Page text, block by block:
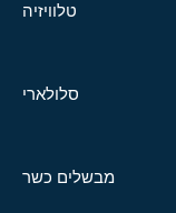
טלוויזיה
סלולארי
מבשלים כשר